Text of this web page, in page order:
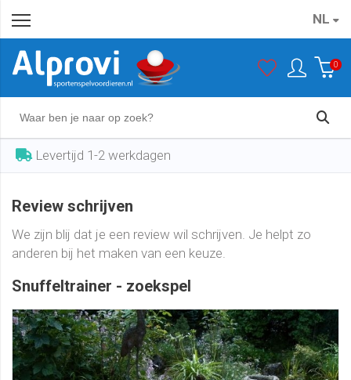
NL
0
Levertijd 1-2 werkdagen
Review schrijven
We zijn blij dat je een review wil schrijven. Je helpt zo
anderen bij het maken van een keuze.
Snuffeltrainer - zoekspel